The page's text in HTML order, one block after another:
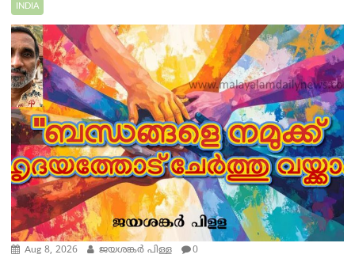
INDIA
Aug 8, 2026 ജയശങ്കര്‍ പിള്ള 0